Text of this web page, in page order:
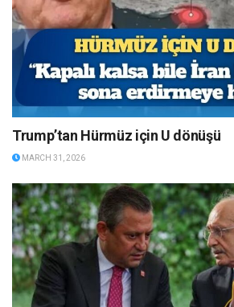
Trump’tan Hürmüz için U dönüşü
MARCH 31, 2026